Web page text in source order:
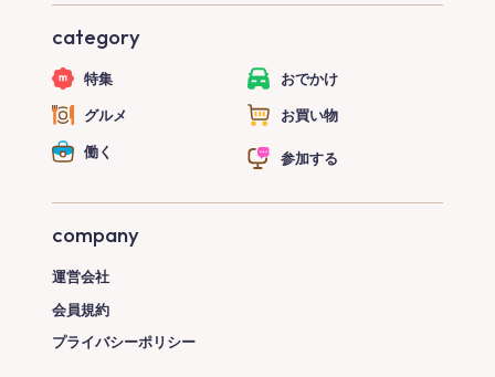
category
特集 おでかけ
グルメ お買い物
働く 参加する
company
運営会社
会員規約
プライバシーポリシー